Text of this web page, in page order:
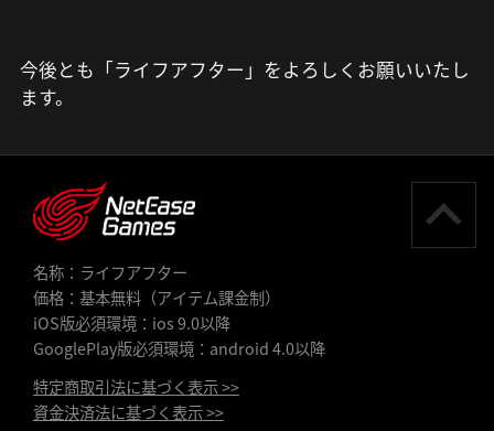
今後とも「ライフアフター」をよろしくお願いいたし
ます。
名称：ライフアフター
価格：基本無料（アイテム課金制）
iOS版必須環境：ios 9.0以降
GooglePlay版必須環境：android 4.0以降
特定商取引法に基づく表示 >>
資金決済法に基づく表示 >>